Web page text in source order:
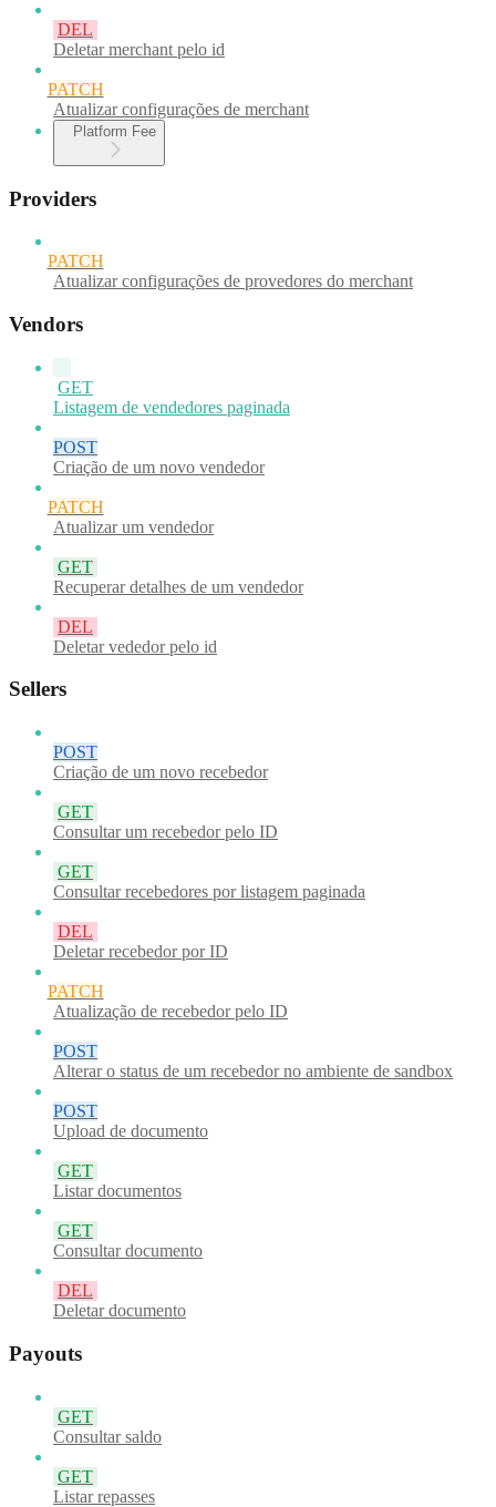
DEL
Deletar merchant pelo id
PATCH
Atualizar configurações de merchant
Platform Fee
Providers
PATCH
Atualizar configurações de provedores do merchant
Vendors
GET
Listagem de vendedores paginada
POST
Criação de um novo vendedor
PATCH
Atualizar um vendedor
GET
Recuperar detalhes de um vendedor
DEL
Deletar vededor pelo id
Sellers
POST
Criação de um novo recebedor
GET
Consultar um recebedor pelo ID
GET
Consultar recebedores por listagem paginada
DEL
Deletar recebedor por ID
PATCH
Atualização de recebedor pelo ID
POST
Alterar o status de um recebedor no ambiente de sandbox
POST
Upload de documento
GET
Listar documentos
GET
Consultar documento
DEL
Deletar documento
Payouts
GET
Consultar saldo
GET
Listar repasses